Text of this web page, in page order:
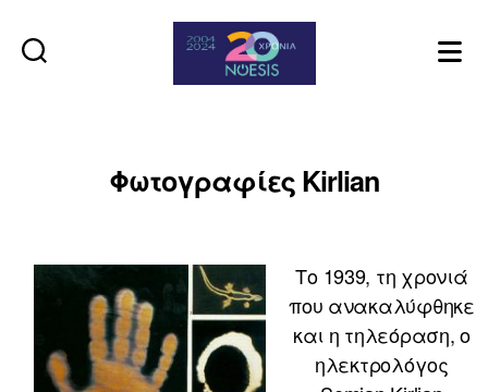
Φωτογραφίες Kirlian
Το 1939, τη χρονιά
που ανακαλύφθηκε
και η τηλεόραση, ο
ηλεκτρολόγος